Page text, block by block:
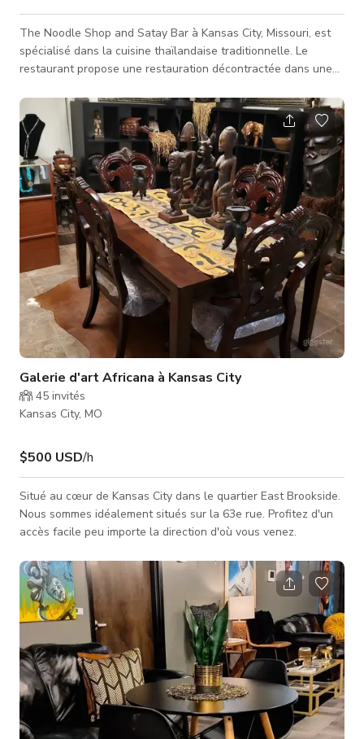
The Noodle Shop and Satay Bar à Kansas City, Missouri, est
spécialisé dans la cuisine thaïlandaise traditionnelle. Le
restaurant propose une restauration décontractée dans une
sert le déjeuner et le dîner tous les jours et propose un menu
étendu de petites assiettes, plats de nouilles, plats de riz,
currys, sandwiches, wraps, bols, salades, soupes, desserts et
boissons. Les options de petites assiettes au menu incluent
calamars
Galerie d'art Africana à Kansas City
45 invités
Kansas City, MO
$500 USD/h
Situé au cœur de Kansas City dans le quartier East Brookside.
Nous sommes idéalement situés sur la 63e rue. Profitez d'un
accès facile peu importe la direction d'où vous venez.